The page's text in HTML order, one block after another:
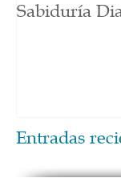
Sabiduría
Entradas